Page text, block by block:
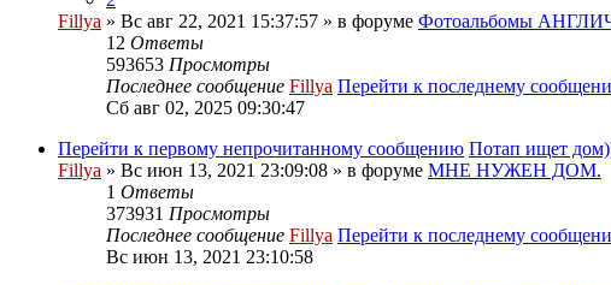
Fillya » Вс авг 22, 2021 15:37:57 » в форуме Фотоальбомы
12 Ответы
593653 Просмотры
Последнее сообщение Fillya Перейти к последнему
Сб авг 02, 2025 09:30:47
Перейти к первому непрочитанному сообщению Потап ищет
Fillya » Вс июн 13, 2021 23:09:08 » в форуме МНЕ НУЖЕН ДОМ.
1 Ответы
373931 Просмотры
Последнее сообщение Fillya Перейти к последнему
Вс июн 13, 2021 23:10:58